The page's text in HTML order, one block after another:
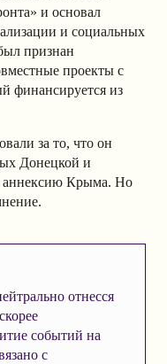
и основал
и социальных
признан
проекты с
финансируется из
за то, что он
Донецкой и
аннексию Крыма. Но
отнесся
событий на
с